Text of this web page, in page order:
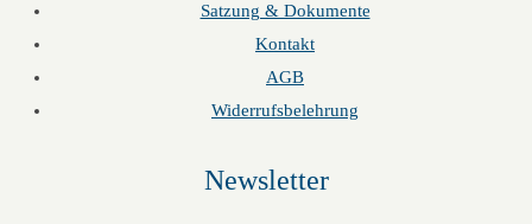
Satzung & Dokumente
Kontakt
AGB
Widerrufsbelehrung
Newsletter